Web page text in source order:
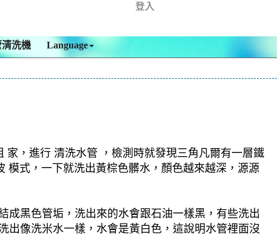
登入
洗機 Language
，進行 清洗水管 ，檢測時就發現三角凡爾有一層鐵
模式，一下就洗出黃棕色髒水，顏色越來越深，源源
成黑色管垢，洗出來的水會跟石油一樣黑，有些洗出
出像洗米水一樣，水會是黃白色，這說明水管裡面沒